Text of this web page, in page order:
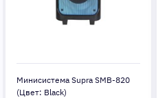
Минисистема Supra SMB-820
(Цвет: Black)